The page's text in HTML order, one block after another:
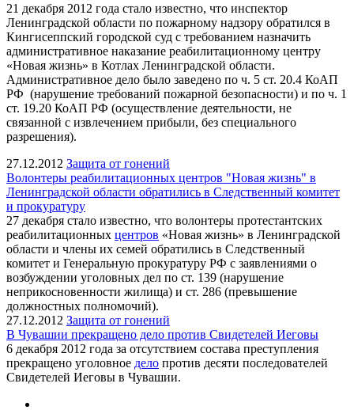
21 декабря 2012 года стало известно, что инспектор
Ленинградской области по пожарному надзору обратился в
Кингисеппский городской суд с требованием назначить
административное наказание реабилитационному центру
«Новая жизнь» в Котлах Ленинградской области.
Административное дело было заведено по ч. 5 ст. 20.4 КоАП
РФ (нарушение требований пожарной безопасности) и по ч. 1
ст. 19.20 КоАП РФ (осуществление деятельности, не
связанной с извлечением прибыли, без специального
разрешения).
27.12.2012 Защита от гонений
Волонтеры реабилитационных центров "Новая жизнь" в
Ленинградской области обратились в Следственный комитет
и прокуратуру
27 декабря стало известно, что волонтеры протестантских
реабилитационных центров «Новая жизнь» в Ленинградской
области и члены их семей обратились в Следственный
комитет и Генеральную прокуратуру РФ с заявлениями о
возбуждении уголовных дел по ст. 139 (нарушение
неприкосновенности жилища) и ст. 286 (превышение
должностных полномочий).
27.12.2012 Защита от гонений
В Чувашии прекращено дело против Свидетелей Иеговы
6 декабря 2012 года за отсутствием состава преступления
прекращено уголовное дело против десяти последователей
Свидетелей Иеговы в Чувашии.